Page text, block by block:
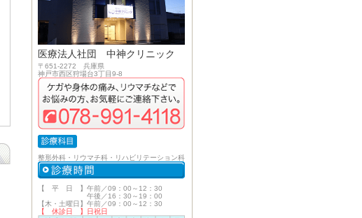
医療法人社団 中神クリニック
〒651-2272 兵庫県
神戸市西区狩場台3丁目9-8
整形外科・リウマチ科・リハビリテーション科
【 平 日 】午前／09：00～12：30
午後／16：30～19：00
【木・土曜日】午前／09：00～12：30
【 休診日 】日祝日